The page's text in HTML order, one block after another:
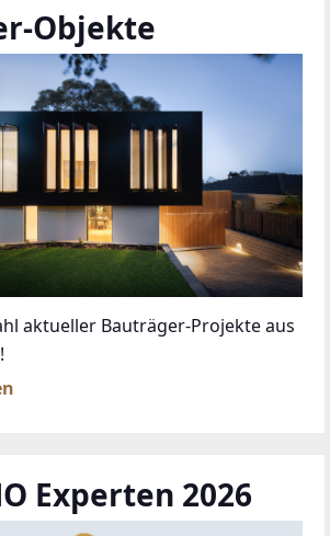
Objekte
aktueller Bauträger-Projekte aus
Experten 2026